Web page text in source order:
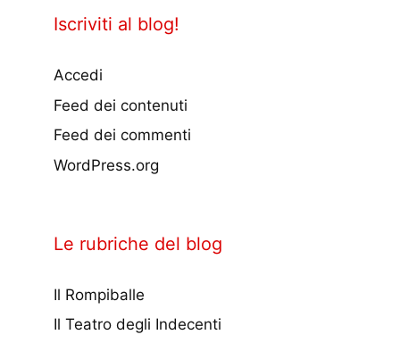
Iscriviti al blog!
Accedi
Feed dei contenuti
Feed dei commenti
WordPress.org
Le rubriche del blog
Il Rompiballe
Il Teatro degli Indecenti